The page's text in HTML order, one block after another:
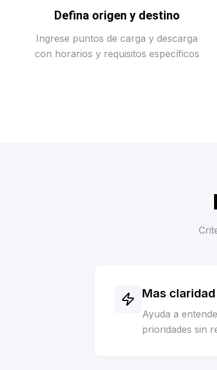
Defina origen y destino
Ingrese puntos de carga y descarga
con horarios y requisitos específicos
Mas
Ayuda a
prioridades sin